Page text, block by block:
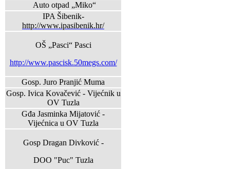
Auto otpad „Miko“
IPA Šibenik-
http://www.ipasibenik.hr/
OŠ „Pasci“ Pasci
http://www.pascisk.50megs.com/
Gosp. Juro Pranjić Muma
Gosp. Ivica Kovačević - Vijećnik u
OV Tuzla
Gđa Jasminka Mijatović -
Vijećnica u OV Tuzla
Gosp Dragan Divković -
DOO "Puc" Tuzla